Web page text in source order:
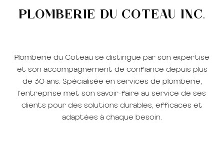
PLOMBERIE DU COTEAU INC.
Plomberie du Coteau se distingue par son expertise
et son accompagnement de confiance depuis plus
de 30 ans. Spécialisée en services de plomberie,
l’entreprise met son savoir-faire au service de ses
clients pour des solutions durables, efficaces et
adaptées à chaque besoin.